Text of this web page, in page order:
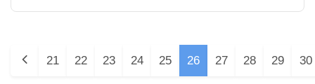
21 22 23 24 25 26 27 28 29 30